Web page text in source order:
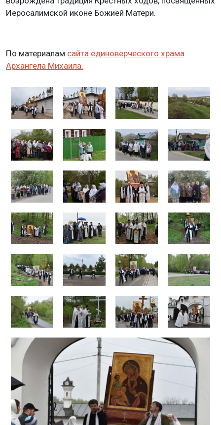
Иеросалимской иконе Божией Матери.
По материалам сайта единоверческого храма
Архангела Михаила.